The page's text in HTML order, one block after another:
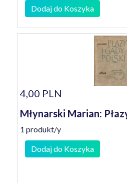
Dodaj do Koszyka
4,00 PLN
Młynarski Marian:
1 produkt/y
Dodaj do Koszyka